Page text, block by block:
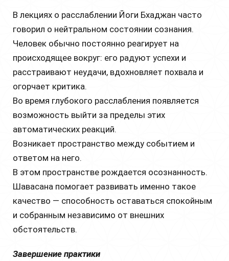
В лекциях о расслаблении Йоги Бхаджан часто
говорил о нейтральном состоянии сознания.
Человек обычно постоянно реагирует на
происходящее вокруг: его радуют успехи и
расстраивают неудачи, вдохновляет похвала и
огорчает критика.
Во время глубокого расслабления появляется
возможность выйти за пределы этих
автоматических реакций.
Возникает пространство между событием и
ответом на него.
В этом пространстве рождается осознанность.
Шавасана помогает развивать именно такое
качество — способность оставаться спокойным
и собранным независимо от внешних
обстоятельств.
Завершение практики